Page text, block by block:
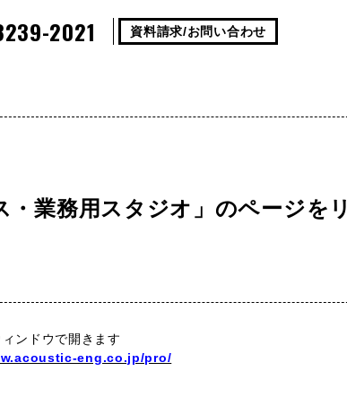
2021 資料請求/お問い合わせ
・業務用スタジオ」のページをリ
ンドウで開きます
eng.co.jp/pro/